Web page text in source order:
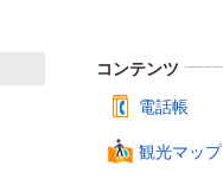
コンテンツ
電話帳
観光マップ